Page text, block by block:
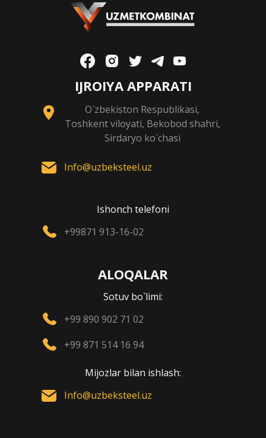
IJROIYA APPARATI
O`zbekiston Respublikasi,
Toshkent viloyati, Bekobod shahri,
Sirdaryo ko`chasi
Info@uzbeksteel.uz
Ishonch telefoni
+99871 913-16-02
ALOQALAR
Sotuv bo`limi:
+99 890 902 71 02
+99 871 514 16 94
Mijozlar bilan ishlash:
Info@uzbeksteel.uz